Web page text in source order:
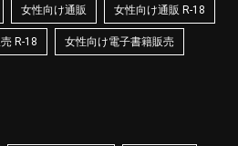
女性向け通販 女性向け通販 R-18
R-18 女性向け電子書籍販売